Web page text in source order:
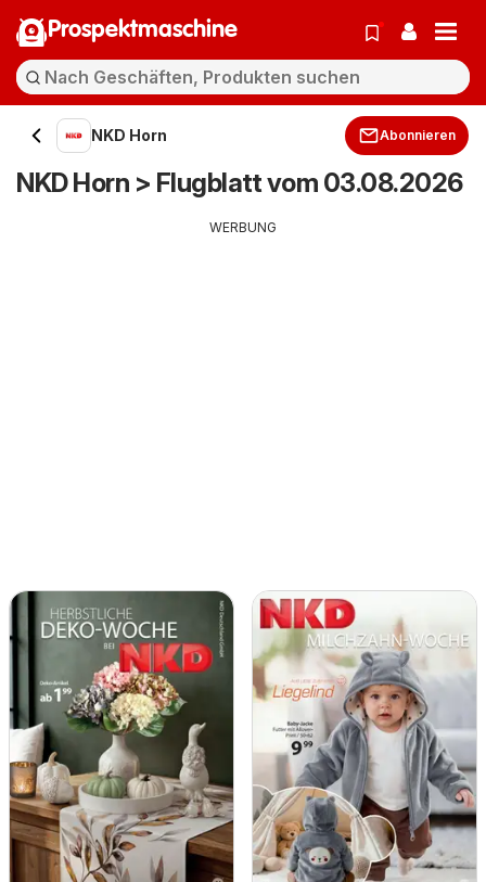
Prospektmaschine
NKD Horn Abonnieren
NKD Horn > Flugblatt vom 03.08.2026
WERBUNG